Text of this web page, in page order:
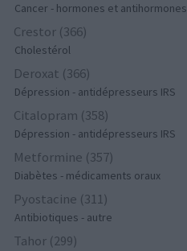
Cancer - hormones et antihormones
Crestor (366)
Cholestérol
Deroxat (366)
Dépression - antidépresseurs IRS
Citalopram (358)
Dépression - antidépresseurs IRS
Metformine (357)
Diabètes - médicaments oraux
Pyostacine (311)
Antibiotiques - autre
Tahor (299)